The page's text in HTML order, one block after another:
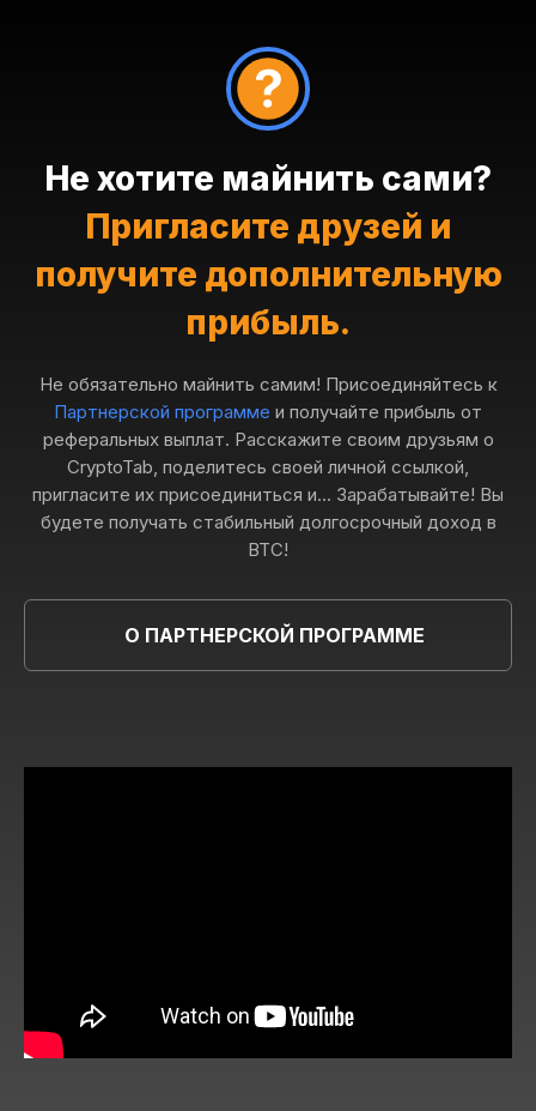
Не хотите майнить сами?
Пригласите друзей и
получите дополнительную
прибыль.
Не обязательно майнить самим! Присоединяйтесь к
Партнерской программе и получайте прибыль от
реферальных выплат. Расскажите своим друзьям о
CryptoTab, поделитесь своей личной ссылкой,
пригласите их присоединиться и... Зарабатывайте! Вы
будете получать стабильный долгосрочный доход в
BTC!
О ПАРТНЕРСКОЙ ПРОГРАММЕ